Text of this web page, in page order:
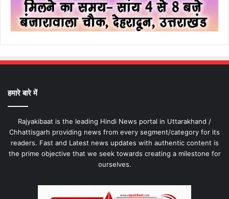
हमारे बारे में
Rajyakibaat is the leading Hindi News portal in Uttarakhand /
Chhattisgarh providing news from every segment/category for its
readers. Fast and Latest news updates with authentic content is
the prime objective that we seek towards creating a milestone for
ourselves.